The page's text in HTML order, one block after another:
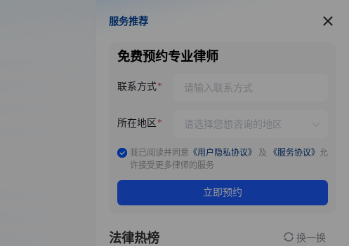
服务推荐
服务推荐
免费预约专业律师
联系方式
所在地区
我已阅读并同意 《用户隐私协议》 及 《服务协议》 允
许接受更多律师的服务
立即预约
法律热榜 换一换